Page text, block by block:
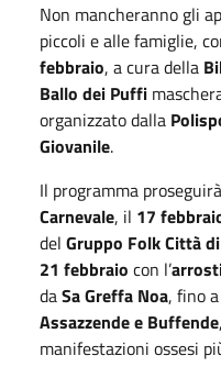
Non mancheranno gli
piccoli e alle famiglie,
febbraio, a cura della
Ballo dei Puffi
organizzato dalla
Giovanile.
Il programma
Carnevale, il 17
del Gruppo Folk Città
21 febbraio con l’
daSa Greffa Noa, fino
Assazzende e Buffende
manifestazioni ossesi